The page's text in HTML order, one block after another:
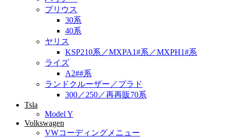
プリウス
30系
40系
ヤリス
KSP210系／MXPA1#系／MXPH1#系
ライズ
A2##系
ランドクルーザー／プラド
300／250／再再販70系
Tsla
Model Y
Volkswagen
VWコーディングメニュー